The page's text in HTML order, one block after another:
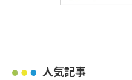
人気記事